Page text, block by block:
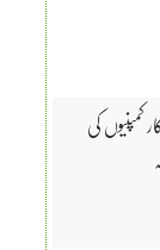
کار کمپنیوں کی